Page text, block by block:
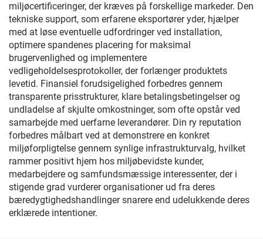
miljøcertificeringer, der kræves på forskellige markeder. Den
tekniske support, som erfarene eksportører yder, hjælper
med at løse eventuelle udfordringer ved installation,
optimere spandenes placering for maksimal
brugervenlighed og implementere
vedligeholdelsesprotokoller, der forlænger produktets
levetid. Finansiel forudsigelighed forbedres gennem
transparente prisstrukturer, klare betalingsbetingelser og
undladelse af skjulte omkostninger, som ofte opstår ved
samarbejde med uerfarne leverandører. Din ry reputation
forbedres målbart ved at demonstrere en konkret
miljøforpligtelse gennem synlige infrastrukturvalg, hvilket
rammer positivt hjem hos miljøbevidste kunder,
medarbejdere og samfundsmæssige interessenter, der i
stigende grad vurderer organisationer ud fra deres
bæredygtighedshandlinger snarere end udelukkende deres
erklærede intentioner.